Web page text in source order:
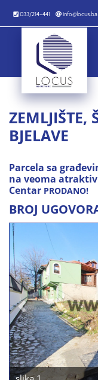
033/214-441 info@locus.ba
ZEMLJIŠTE,
BJELAVE
Parcela sa
na veoma
Centar PRODANO!
BROJ
Previous